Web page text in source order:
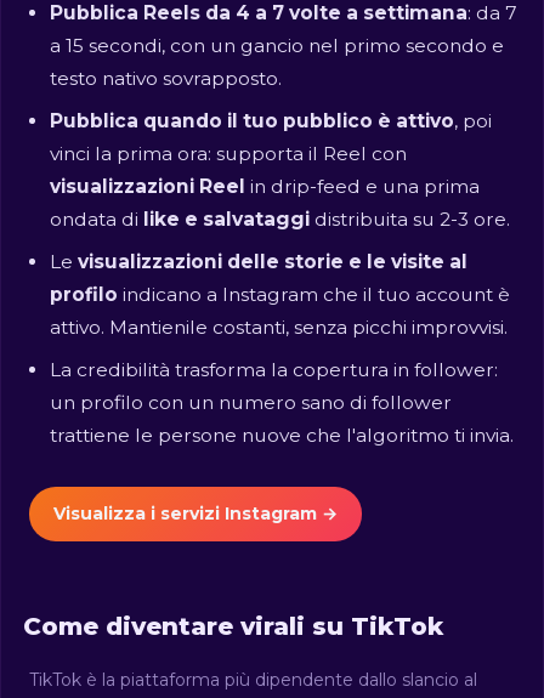
Pubblica Reels da 4 a 7 volte a settimana: da 7
a 15 secondi, con un gancio nel primo secondo e
testo nativo sovrapposto.
Pubblica quando il tuo pubblico è attivo, poi
vinci la prima ora: supporta il Reel con
visualizzazioni Reel in drip-feed e una prima
ondata di like e salvataggi distribuita su 2-3 ore.
Le visualizzazioni delle storie e le visite al
profilo indicano a Instagram che il tuo account è
attivo. Mantienile costanti, senza picchi improvvisi.
La credibilità trasforma la copertura in follower:
un profilo con un numero sano di follower
trattiene le persone nuove che l'algoritmo ti invia.
Visualizza i servizi Instagram →
Come diventare virali su TikTok
TikTok è la piattaforma più dipendente dallo slancio al